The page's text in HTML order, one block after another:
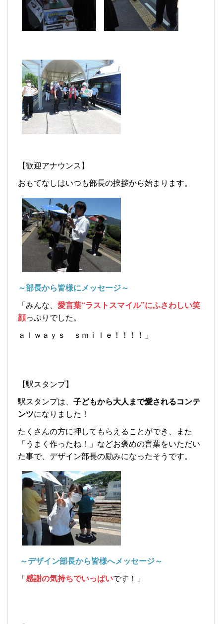
【歓迎アナウンス】
おもてなしはいつも部長の挨拶から始まります。
～部長から皆様にメッセージ～
「みんな、 愛言葉“ラストスマイル”にふさわしい笑
顔っぷりでした。
ａｌｗａｙｓ ｓｍｉｌｅ！！！！」
【駅スタンプ】
駅スタンプは、 子どもから大人まで愛されるコンテ
ンツになりました！
たくさんの方に押してもらえることができ、また
「うまく作ったね！」などお褒めの言葉をいただい
た事で、デザイン部長の励みになったそうです。
～デザイン部長から皆様へメッセージ～
「感謝の気持ちでいっぱいです！」